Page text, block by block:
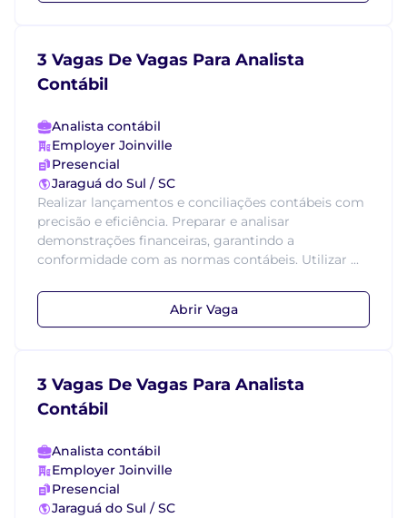
3 Vagas De Vagas Para Analista
Contábil
Analista contábil
Employer Joinville
Presencial
Jaraguá do Sul / SC
Realizar lançamentos e conciliações contábeis com
precisão e eficiência. Preparar e analisar
demonstrações financeiras, garantindo a
conformidade com as normas contábeis. Utilizar ...
Abrir Vaga
3 Vagas De Vagas Para Analista
Contábil
Analista contábil
Employer Joinville
Presencial
Jaraguá do Sul / SC